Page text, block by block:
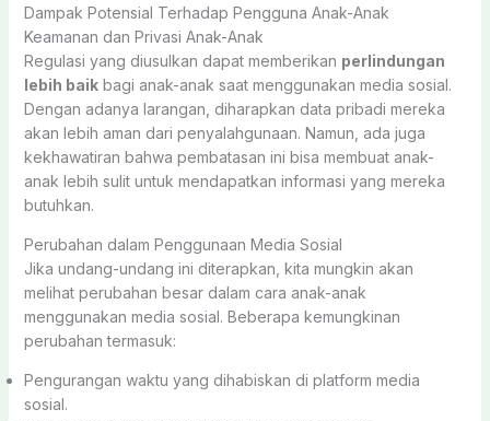
Dampak Potensial Terhadap Pengguna Anak-Anak
Keamanan dan Privasi Anak-Anak
Regulasi yang diusulkan dapat memberikan perlindungan
lebih baikbagi anak-anak saat menggunakan media sosial.
Dengan adanya larangan, diharapkan data pribadi mereka
akan lebih aman dari penyalahgunaan. Namun, ada juga
kekhawatiran bahwa pembatasan ini bisa membuat anak-
anak lebih sulit untuk mendapatkan informasi yang mereka
butuhkan.
Perubahan dalam Penggunaan Media Sosial
Jika undang-undang ini diterapkan, kita mungkin akan
melihat perubahan besar dalam cara anak-anak
menggunakan media sosial. Beberapa kemungkinan
perubahan termasuk:
Pengurangan waktu yang dihabiskan di platform media
sosial.